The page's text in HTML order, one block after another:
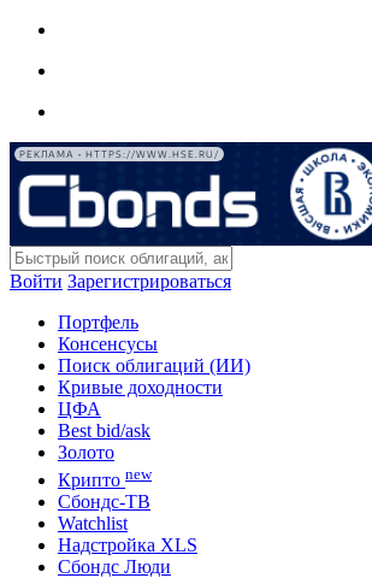
РЕКЛАМА • HTTPS://WWW.HSE.RU/
Войти Зарегистрироваться
Портфель
Консенсусы
Поиск облигаций (ИИ)
Кривые доходности
ЦФА
Best bid/ask
Золото
Крипто new
Сбондс-ТВ
Watchlist
Надстройка XLS
Сбондс Люди